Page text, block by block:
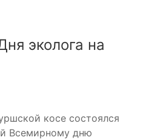
эколога на
косе состоялся
Всемирному дню